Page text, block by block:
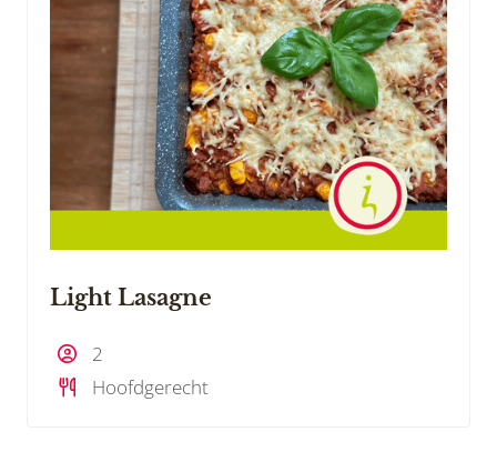
Light Lasagne
2
Hoofdgerecht